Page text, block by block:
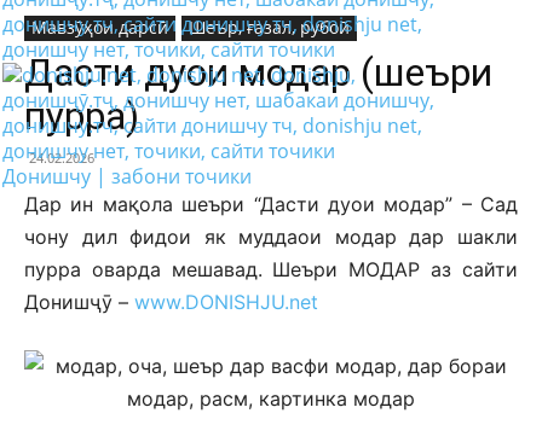
Донишчу | забони точики
Мавзӯҳои дарсӣ Шеър, ғазал, рубоӣ
Дасти дуои модар (шеъри
пурра)
24.02.2026
Дар ин мақола шеъри “Дасти дуои модар” – Сад
чону дил фидои як муддаои модар дар шакли
пурра оварда мешавад. Шеъри МОДАР аз сайти
Донишҷӯ – www.DONISHJU.net